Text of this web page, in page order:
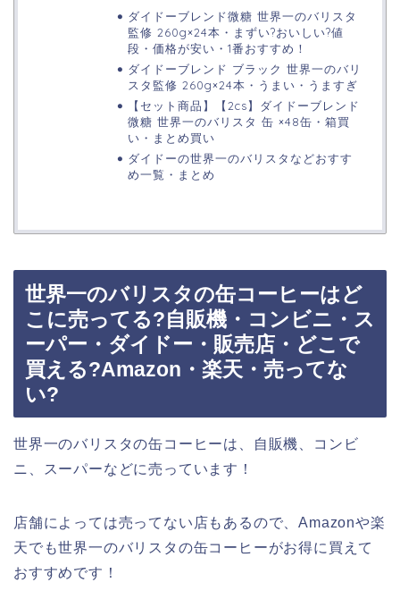
ダイドーブレンド微糖 世界一のバリスタ
監修 260g×24本・まずい?おいしい?値
段・価格が安い・1番おすすめ！
ダイドーブレンド ブラック 世界一のバリ
スタ監修 260g×24本・うまい・うますぎ
【セット商品】【2cs】ダイドーブレンド
微糖 世界一のバリスタ 缶 ×48缶・箱買
い・まとめ買い
ダイドーの世界一のバリスタなどおすす
め一覧・まとめ
世界一のバリスタの缶コーヒーはど
こに売ってる?自販機・コンビニ・ス
ーパー・ダイドー・販売店・どこで
買える?Amazon・楽天・売ってな
い?
世界一のバリスタの缶コーヒーは、自販機、コンビ
ニ、スーパーなどに売っています！
店舗によっては売ってない店もあるので、Amazonや楽
天でも世界一のバリスタの缶コーヒーがお得に買えて
おすすめです！